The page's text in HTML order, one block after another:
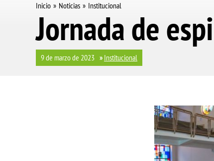
Inicio Noticias Institucional
Jornada de
9 de marzo de 2023 » Institucional